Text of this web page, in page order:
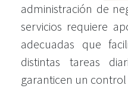
administración de
servicios requiere
adecuadas que
distintas tareas
garanticen un control